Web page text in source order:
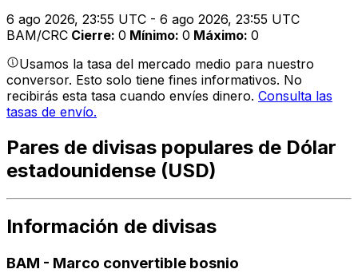
6 ago 2026, 23:55 UTC - 6 ago 2026, 23:55 UTC
BAM/CRC Cierre: 0 Mínimo: 0 Máximo: 0
Usamos la tasa del mercado medio para nuestro
conversor. Esto solo tiene fines informativos. No
recibirás esta tasa cuando envíes dinero. Consulta las
tasas de envío.
Pares de divisas populares de Dólar
estadounidense (USD)
Información de divisas
BAM - Marco convertible bosnio